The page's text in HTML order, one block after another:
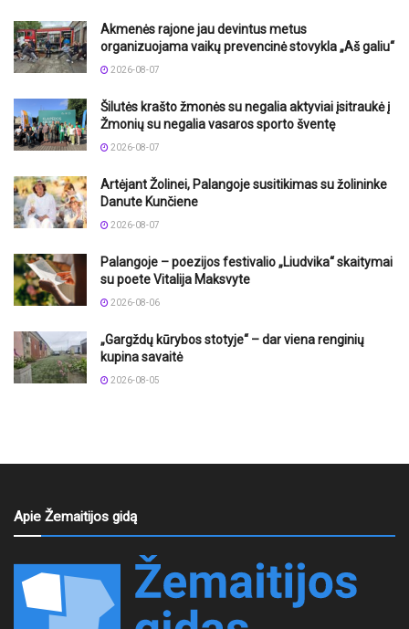
Akmenės rajone jau devintus metus
organizuojama vaikų prevencinė stovykla „Aš galiu“
2026-08-07
Šilutės krašto žmonės su negalia aktyviai įsitraukė į
Žmonių su negalia vasaros sporto šventę
2026-08-07
Artėjant Žolinei, Palangoje susitikimas su žolininke
Danute Kunčiene
2026-08-07
Palangoje – poezijos festivalio „Liudvika“ skaitymai
su poete Vitalija Maksvyte
2026-08-06
„Gargždų kūrybos stotyje“ – dar viena renginių
kupina savaitė
2026-08-05
Apie Žemaitijos gidą